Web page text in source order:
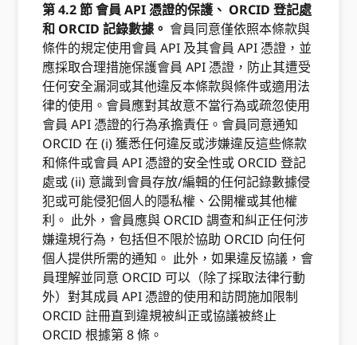
第 4.2 節 會員 API 憑證的保護、 ORCID 登記處
和 ORCID 記錄數據。 會員同意僅依照本條款與
條件的規定使用會員 API 及其會員 API 憑證，並
應採取合理措施保護會員 API 憑證，防止其遭受
任何安全漏洞或其他違反本條款與條件或適用法
律的使用。會員應對其故意不當行為或疏忽使用
會員 API 憑證的行為承擔責任。會員同意通知
ORCID 在 (i) 獲悉任何違反或涉嫌違反這些條款
和條件或會員 API 憑證的安全性或 ORCID 登記
處或 (ii) 意識到會員存放/編輯的任何記錄數據侵
犯或可能侵犯個人的隱私權、公開權或其他權
利。 此外，會員應與 ORCID 調查和糾正任何涉
嫌違規行為，包括但不限於協助 ORCID 向任何
個人提供所需的通知。 此外，如果違反協議，會
員理解並同意 ORCID 可以（除了採取法律行動
外）對其成員 API 憑證的使用和訪問施加限制
ORCID 註冊直到違規被糾正或協議被終止
ORCID 根據第 8 條。